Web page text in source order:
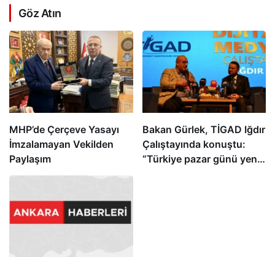
Göz Atın
MHP’de Çerçeve Yasayı
İmzalamayan Vekilden
Paylaşım
Bakan Gürlek, TİGAD Iğdır
Çalıştayında konuştu:
“Türkiye pazar günü yeni